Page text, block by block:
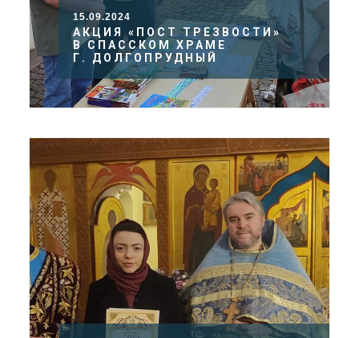
15.09.2024
АКЦИЯ «ПОСТ ТРЕЗВОСТИ»
В СПАССКОМ ХРАМЕ
Г. ДОЛГОПРУДНЫЙ